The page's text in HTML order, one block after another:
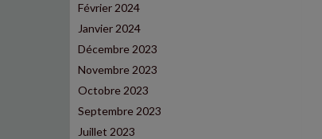
Février 2024
Janvier 2024
Décembre 2023
Novembre 2023
Octobre 2023
Septembre 2023
Juillet 2023